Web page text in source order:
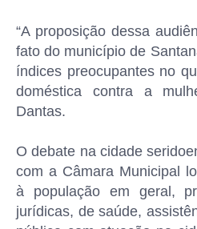
“A proposição dessa
fato do município de
índices preocupantes no
doméstica contra a
Dantas.
O debate na cidade
com a Câmara Municipal
à população em geral,
jurídicas, de saúde,